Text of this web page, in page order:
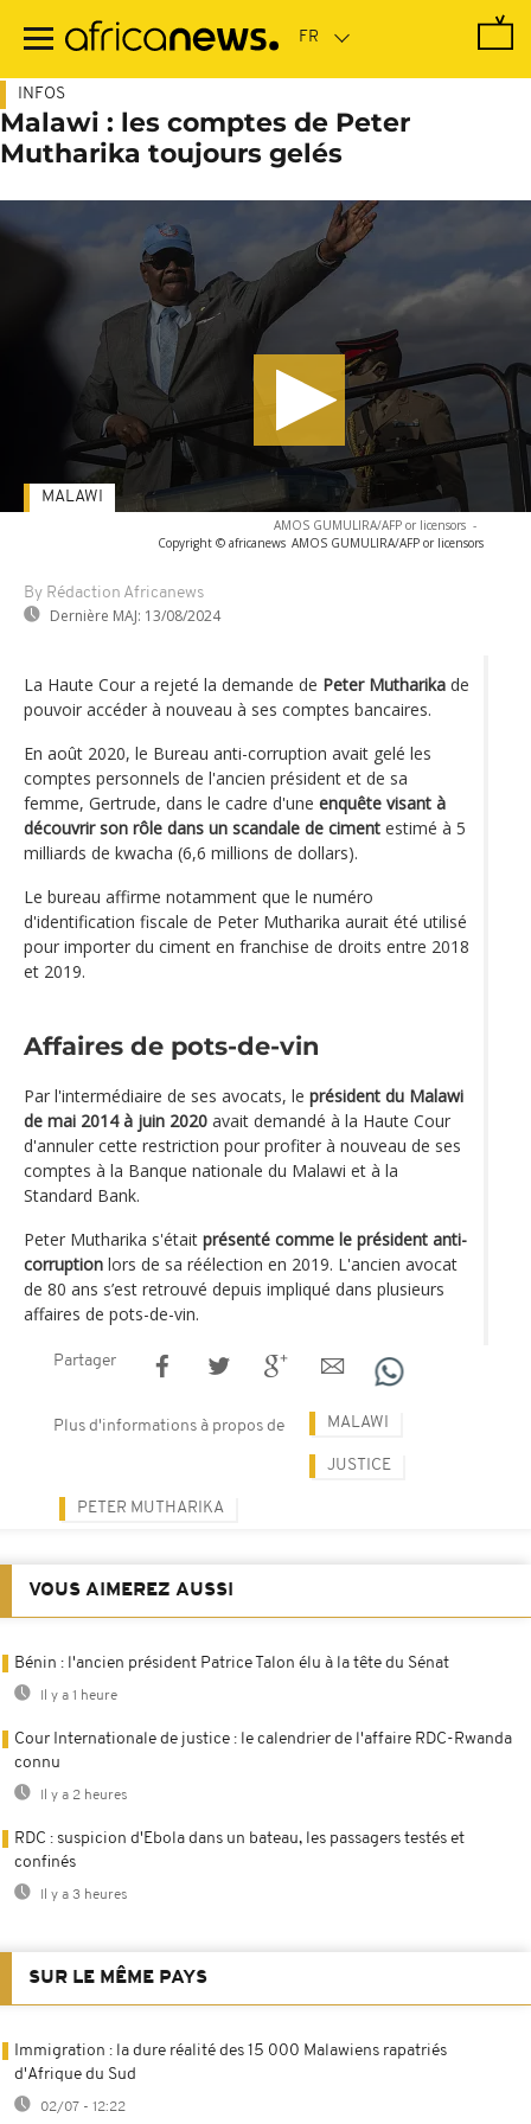
contenu
INFOS
Malawi : les comptes de Peter
Mutharika toujours gelés
AMOS GUMULIRA/AFP or licensors -
Copyright © africanews AMOS GUMULIRA/AFP or licensors
By Rédaction Africanews
Dernière MAJ: 13/08/2024
MALAWI
La Haute Cour a rejeté la demande de Peter Mutharika de
pouvoir accéder à nouveau à ses comptes bancaires.
En août 2020, le Bureau anti-corruption avait gelé les
comptes personnels de l'ancien président et de sa
femme, Gertrude, dans le cadre d'une enquête visant à
découvrir son rôle dans un scandale de ciment estimé à 5
milliards de kwacha (6,6 millions de dollars).
Le bureau affirme notamment que le numéro
d'identification fiscale de Peter Mutharika aurait été utilisé
pour importer du ciment en franchise de droits entre 2018
et 2019.
Affaires de pots-de-vin
Par l'intermédiaire de ses avocats, le président du Malawi
de mai 2014 à juin 2020 avait demandé à la Haute Cour
d'annuler cette restriction pour profiter à nouveau de ses
comptes à la Banque nationale du Malawi et à la
Standard Bank.
Peter Mutharika s'était présenté comme le président anti-
corruption lors de sa réélection en 2019. L'ancien avocat
de 80 ans s’est retrouvé depuis impliqué dans plusieurs
affaires de pots-de-vin.
Partager
Plus d'informations à propos de MALAWI
JUSTICE
PETER MUTHARIKA
VOUS AIMEREZ AUSSI
Bénin : l'ancien président Patrice Talon élu à la tête du Sénat
Il y a 1 heure
Cour Internationale de justice : le calendrier de l'affaire RDC-Rwanda
connu
Il y a 2 heures
RDC : suspicion d'Ebola dans un bateau, les passagers testés et
confinés
Il y a 3 heures
SUR LE MÊME PAYS
Immigration : la dure réalité des 15 000 Malawiens rapatriés
d'Afrique du Sud
02/07 - 12:22